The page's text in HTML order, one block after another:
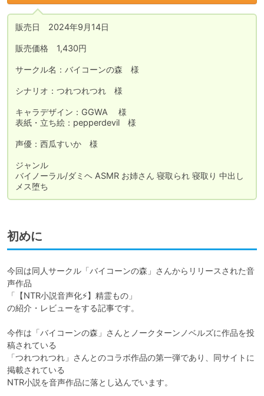
販売日　2024年9月14日
販売価格　1,430円
サークル名：バイコーンの森　様
シナリオ：つれつれつれ　様
キャラデザイン：GGWA 　様
表紙・立ち絵：pepperdevil　様
声優：西瓜すいか　様
ジャンル
バイノーラル/ダミヘ ASMR お姉さん 寝取られ 寝取り 中出し
メス堕ち
初めに
今回は同人サークル「バイコーンの森」さんからリリースされた音
声作品
「【NTR小説音声化⚡】精霊もの」
の紹介・レビューをする記事です。
今作は「バイコーンの森」さんとノークターンノベルズに作品を投
稿されている
「つれつれつれ」さんとのコラボ作品の第一弾であり、同サイトに
掲載されている
NTR小説を音声作品に落とし込んでいます。